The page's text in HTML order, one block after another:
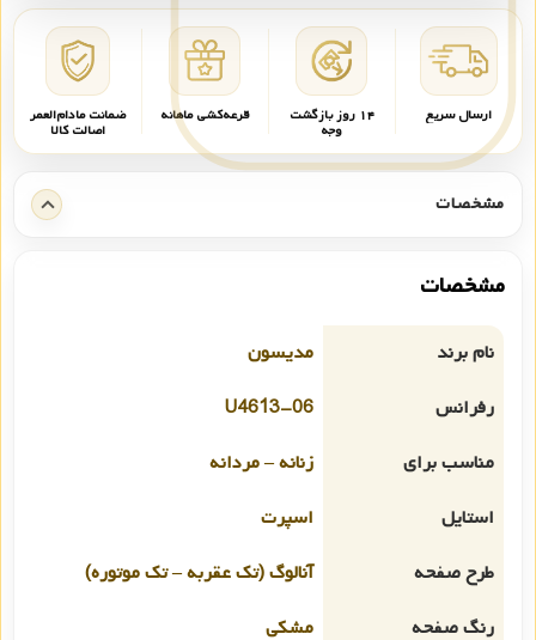
ارسال سریع ۱۴ روز بازگشت
وجه
قرعه‌کشی ماهانه ضمانت مادام‌العمر
اصالت کالا
مشخصات
مشخصات
نام برند
مدیسون
رفرانس
U4613-06
مناسب برای
زنانه – مردانه
استایل
اسپرت
طرح صفحه
آنالوگ (تک عقربه – تک موتوره)
رنگ صفحه
مشکی